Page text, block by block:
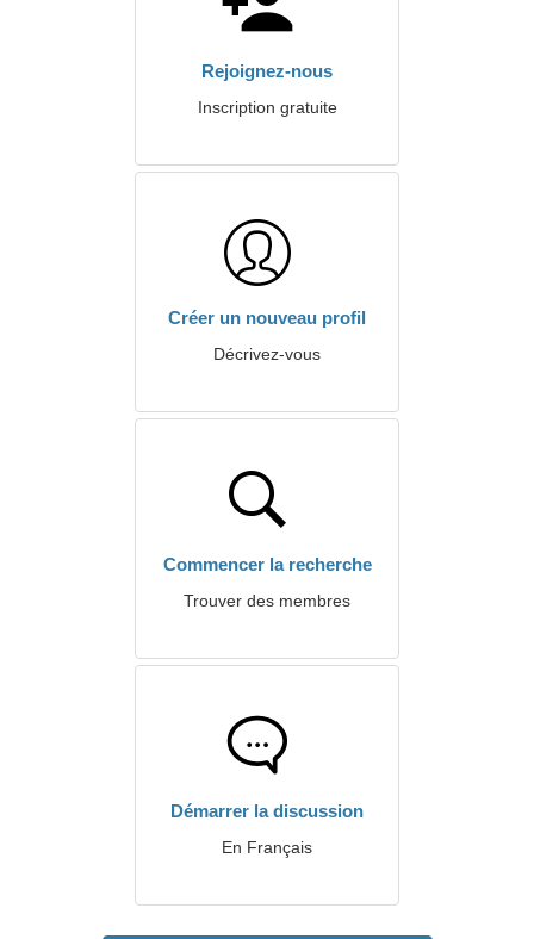
Rejoignez-nous
Inscription gratuite
Créer un nouveau profil
Décrivez-vous
Commencer la recherche
Trouver des membres
Démarrer la discussion
En Français